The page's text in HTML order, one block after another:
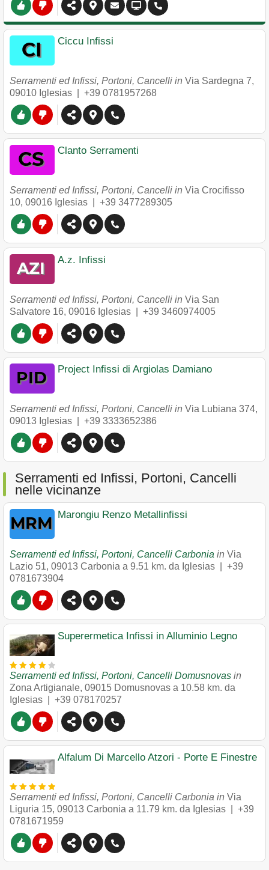
Ciccu Infissi
Serramenti ed Infissi, Portoni, Cancelli in Via Sardegna 7,
09010 Iglesias +39 0781957268
Clanto Serramenti
Serramenti ed Infissi, Portoni, Cancelli in Via Crocifisso
10, 09016 Iglesias +39 3477289305
A.z. Infissi
Serramenti ed Infissi, Portoni, Cancelli in Via San
Salvatore 16, 09016 Iglesias +39 3460974005
Project Infissi di Argiolas Damiano
Serramenti ed Infissi, Portoni, Cancelli in Via Lubiana 374,
09013 Iglesias +39 3333652386
Serramenti ed Infissi, Portoni, Cancelli
nelle vicinanze
Marongiu Renzo Metallinfissi
Serramenti ed Infissi, Portoni, Cancelli Carbonia in Via
Lazio 51, 09013 Carbonia a 9.51 km. da Iglesias | +39
0781673904
Superermetica Infissi in Alluminio Legno
Serramenti ed Infissi, Portoni, Cancelli Domusnovas in
Zona Artigianale, 09015 Domusnovas a 10.58 km. da
Iglesias | +39 078170257
Alfalum Di Marcello Atzori - Porte E Finestre
Serramenti ed Infissi, Portoni, Cancelli Carbonia in Via
Liguria 15, 09013 Carbonia a 11.79 km. da Iglesias | +39
0781671959